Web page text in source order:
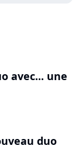
avec... une
duo